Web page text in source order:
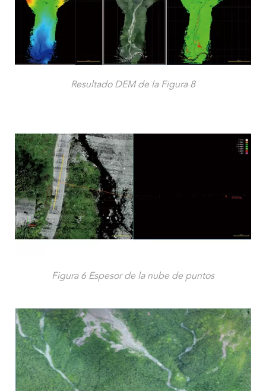
Resultado DEM de la Figura 8
Figura 6 Espesor de la nube de puntos